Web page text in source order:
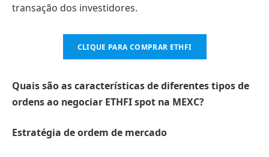
transação dos investidores.
CLIQUE PARA COMPRAR ETHFI
Quais são as características de diferentes tipos de
ordens ao negociar ETHFI spot na MEXC?
Estratégia de ordem de mercado